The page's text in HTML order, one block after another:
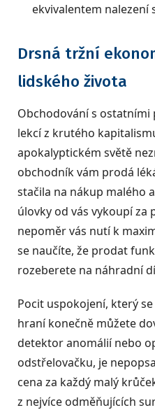
ekvivalentem nalezení
Drsná tržní
lidského života
Obchodování s ostatními
lekcí z krutého
apokalyptickém světě
obchodník vám prodá
stačila na nákup malého
úlovky od vás vykoupí za
nepoměr vás nutí k
se naučíte, že prodat
rozeberete na náhradní
Pocit uspokojení, který
hraní konečně můžete
detektor anomálií nebo
odstřelovačku, je
cena za každý malý
z nejvíce odměňujících